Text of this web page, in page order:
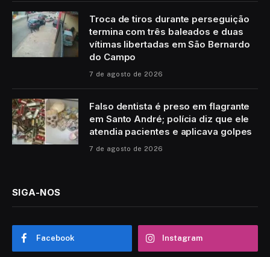
Troca de tiros durante perseguição
termina com três baleados e duas
vítimas libertadas em São Bernardo
do Campo
7 de agosto de 2026
Falso dentista é preso em flagrante
em Santo André; polícia diz que ele
atendia pacientes e aplicava golpes
7 de agosto de 2026
SIGA-NOS
Facebook Instagram